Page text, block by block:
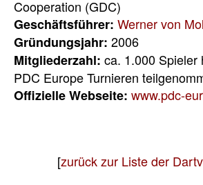
Cooperation (GDC)
Geschäftsführer: Werner von
Gründungsjahr: 2006
Mitgliederzahl: ca. 1.000 Spieler
PDC Europe Turnieren
Offizielle Webseite: www.pdc-
[zurück zur Liste der